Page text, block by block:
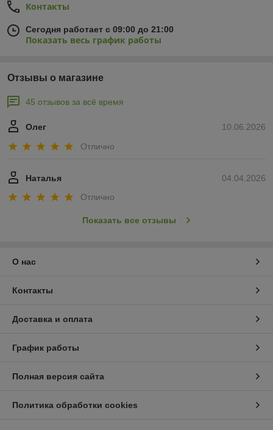
Контакты
Сегодня работает с 09:00 до 21:00
Показать весь график работы
Отзывы о магазине
45 отзывов за всё время
10.06.2026
Олег
Отлично
04.04.2026
Наталья
Отлично
Показать все отзывы
О нас
Контакты
Доставка и оплата
График работы
Полная версия сайта
Политика обработки cookies